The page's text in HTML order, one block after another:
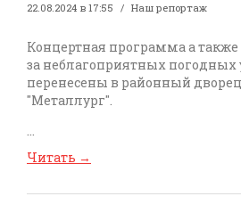
22.08.2024 в 17:55 Наш репортаж
Концертная программа а также
за неблагоприятных
перенесены в районный
"Металлург".
...
Читать →